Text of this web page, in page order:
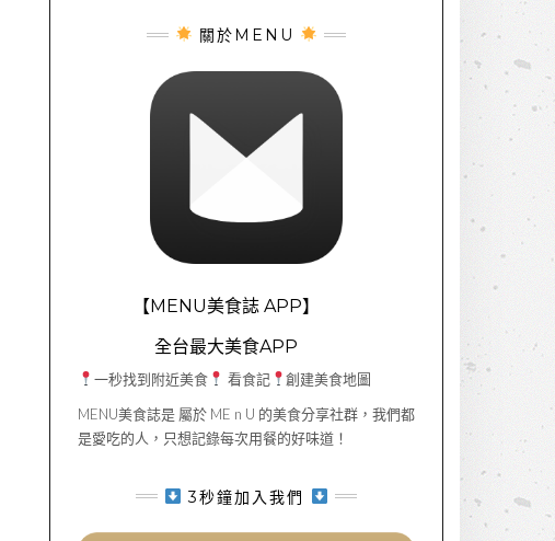
關於MENU
【MENU美食誌 APP】
全台最大美食APP
一秒找到附近美食 看食記
創建美食地圖
MENU美食誌是 屬於 ME n U 的美食分享社群，我們都
是愛吃的人，只想記錄每次用餐的好味道！
3秒鐘加入我們